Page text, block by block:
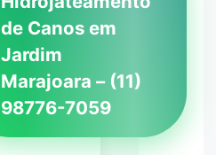
de Canos em
Jardim
Marajoara – (11)
98776-7059